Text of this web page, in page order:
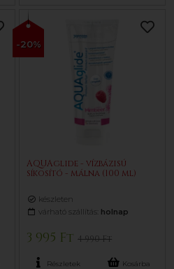
-20%
AQUAglide - vízbázisú
síkosító - málna (100 ml)
készleten
várható szállítás: holnap
3 995 Ft4 990 Ft
Részletek Kosárba